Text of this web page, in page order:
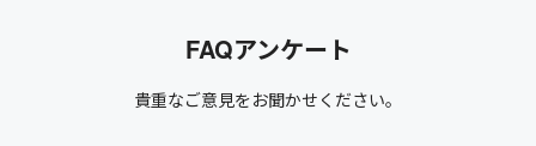
FAQアンケート
貴重なご意見をお聞かせください。